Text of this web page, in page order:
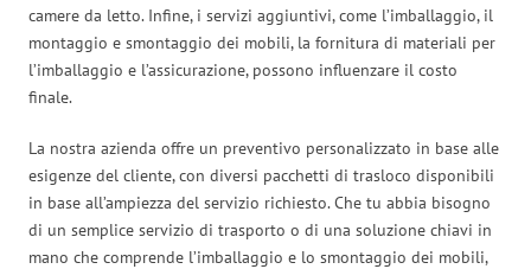
camere da letto. Infine, i servizi aggiuntivi, come l’imballaggio, il
montaggio e smontaggio dei mobili, la fornitura di materiali per
l’imballaggio e l’assicurazione, possono influenzare il costo
finale.
La nostra azienda offre un preventivo personalizzato in base alle
esigenze del cliente, con diversi pacchetti di trasloco disponibili
in base all’ampiezza del servizio richiesto. Che tu abbia bisogno
di un semplice servizio di trasporto o di una soluzione chiavi in
mano che comprende l’imballaggio e lo smontaggio dei mobili,